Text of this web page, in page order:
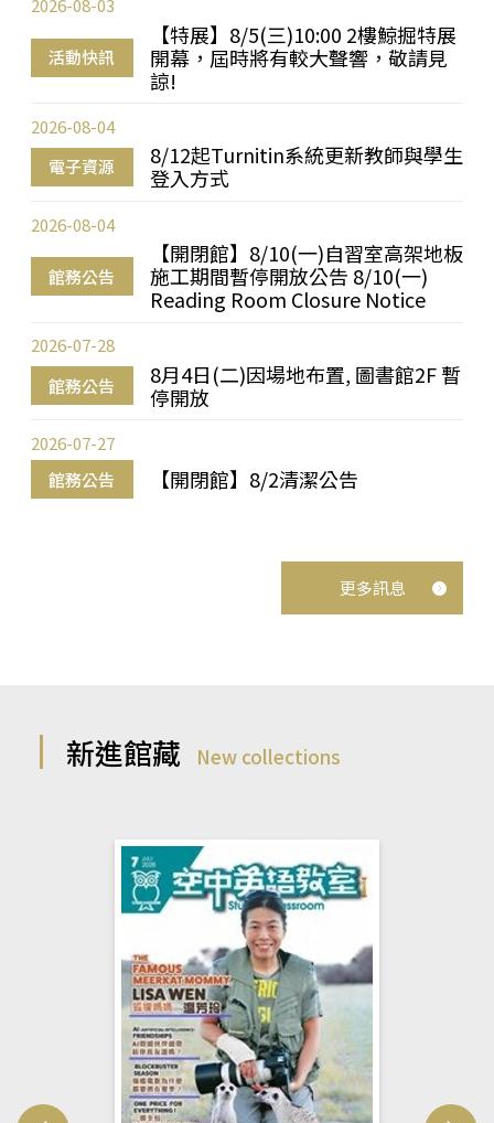
活動快訊
【特展】8/5(三)10:00 2樓鯨掘特展
開幕，屆時將有較大聲響，敬請見
諒!
2026-08-03
電子資源
8/12起Turnitin系統更新教師與學生
登入方式
2026-08-04
館務公告
【開閉館】8/10(一)自習室高架地板
施工期間暫停開放公告 8/10(一)
Reading Room Closure Notice
2026-08-04
館務公告
8月4日(二)因場地布置, 圖書館2F 暫
停開放
2026-07-28
館務公告 【開閉館】8/2清潔公告
2026-07-27
更多訊息
新進館藏 New collections